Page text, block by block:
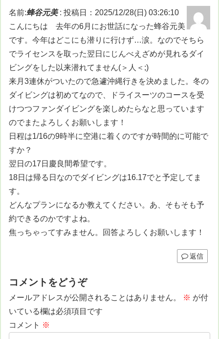
名前:蜂谷元美: 投稿日：2025/12/28(日) 03:26:10
こんにちは 去年の6月にお世話になった蜂谷元美
です。今年はどこにも潜りに行けず…涙。なのでそちら
でライセンスを取った翌日にじんべえざめが見れるダイ
ビングをした以来潜れてません(＞人＜;)
来月3連休がついたので急遽沖縄行きを決めました。冬の
ダイビングは初めてなので、ドライスーツのコースを受
けつつファンダイビングを楽しめたらなと思っています
のでまたよろしくお願いします！
日程は1/16の9時半に空港に着くのですが時間的に可能で
すか？
翌日の17日慶良間希望です。
18日は帰る日なのでダイビングは16.17でと予定してま
す。
どんなプランになるか教えてください。あ、そもそも予
約できるのかですよね。
焦っちゃってすみません。回答よろしくお願いします！
返信
コメントをどうぞ
メールアドレスが公開されることはありません。 ※ が付
いている欄は必須項目です
コメント ※